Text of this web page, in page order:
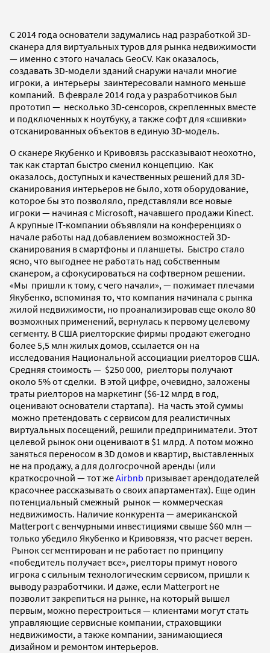
С 2014 года основатели задумались над разработкой 3D-
сканера для виртуальных туров для рынка недвижимости
— именно с этого началась GeoCV. Как оказалось,
создавать 3D-модели зданий снаружи начали многие
игроки, а интерьеры заинтересовали намного меньше
компаний. В феврале 2014 года у разработчиков был
прототип — несколько 3D-сенсоров, скрепленных вместе
и подключенных к ноутбуку, а также софт для «сшивки»
отсканированных объектов в единую 3D-модель.
О сканере Якубенко и Кривовязь рассказывают неохотно,
так как стартап быстро сменил концепцию. Как
оказалось, доступных и качественных решений для 3D-
сканирования интерьеров не было, хотя оборудование,
которое бы это позволяло, представляли все новые
игроки — начиная с Microsoft, начавшего продажи Kinect.
А крупные IT-компании объявляли на конференциях о
начале работы над добавлением возможностей 3D-
сканирования в смартфоны и планшеты. Быстро стало
ясно, что выгоднее не работать над собственным
сканером, а сфокусироваться на софтверном решении.
«Мы пришли к тому, с чего начали», — пожимает плечами
Якубенко, вспоминая то, что компания начинала с рынка
жилой недвижимости, но проанализировав еще около 80
возможных применений, вернулась к первому целевому
сегменту. В США риелторские фирмы продают ежегодно
более 5,5 млн жилых домов, ссылается он на
исследования Национальной ассоциации риелторов США.
Средняя стоимость — $250 000, риелторы получают
около 5% от сделки. В этой цифре, очевидно, заложены
траты риелторов на маркетинг ($6-12 млрд в год,
оценивают основатели стартапа). На часть этой суммы
можно претендовать с сервисом для реалистичных
виртуальных посещений, решили предприниматели. Этот
целевой рынок они оценивают в $1 млрд. А потом можно
заняться переносом в 3D домов и квартир, выставленных
не на продажу, а для долгосрочной аренды (или
краткосрочной — тот жеAirbnb призывает арендодателей
красочнее рассказывать о своих апартаментах). Еще один
потенциальный смежный рынок — коммерческая
недвижимость. Наличие конкурента — американской
Matterport с венчурными инвестициями свыше $60 млн —
только убедило Якубенко и Кривовязя, что расчет верен.
Рынок сегментирован и не работает по принципу
«победитель получает все», риелторы примут нового
игрока с сильным технологическим сервисом, пришли к
выводу разработчики. И даже, если Matterport не
позволит закрепиться на рынке, на который вышел
первым, можно перестроиться — клиентами могут стать
управляющие сервисные компании, страховщики
недвижимости, а также компании, занимающиеся
дизайном и ремонтом интерьеров.